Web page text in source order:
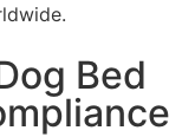
Bed